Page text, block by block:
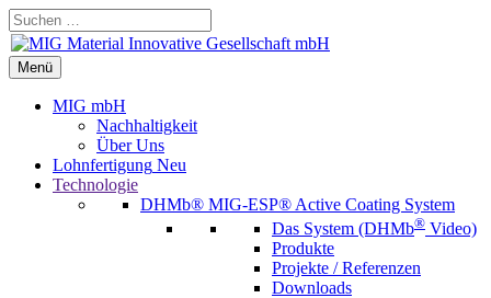
Zum
Inhalt
springen
Suchen …
Menü
Menü
MIG mbH
Nachhaltigkeit
Über Uns
Lohnfertigung Neu
Technologie
DHMb® MIG-ESP® Active Coating System
Das System (DHMb® Video)
Produkte
Projekte / Referenzen
Downloads